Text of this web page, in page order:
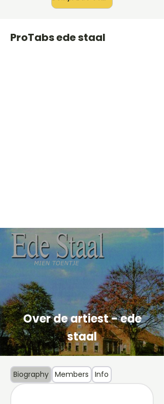
ProTabs ede staal
Over de artiest - ede
staal
Biography Members Info